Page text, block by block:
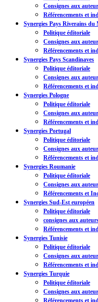
Consignes aux
Référencements et
Synergies Pays Riverains du
Politique éditoriale
Consignes aux
Référencements et
Synergies Pays Scandinaves
Politique éditoriale
Consignes aux
Référencements et
Synergies Pologne
Politique éditoriale
Consignes aux
Référencements et
Synergies Portugal
Politique éditoriale
Consignes aux
Référencements et
Synergies Roumanie
Politique éditoriale
Consignes aux
Référencements et
Synergies Sud-Est européen
Politique éditoriale
consignes aux
Référencements et
Synergies Tunisie
Politique éditoriale
Consignes aux
Référencements et
Synergies Turquie
Politique éditoriale
Consignes aux
Référencements et